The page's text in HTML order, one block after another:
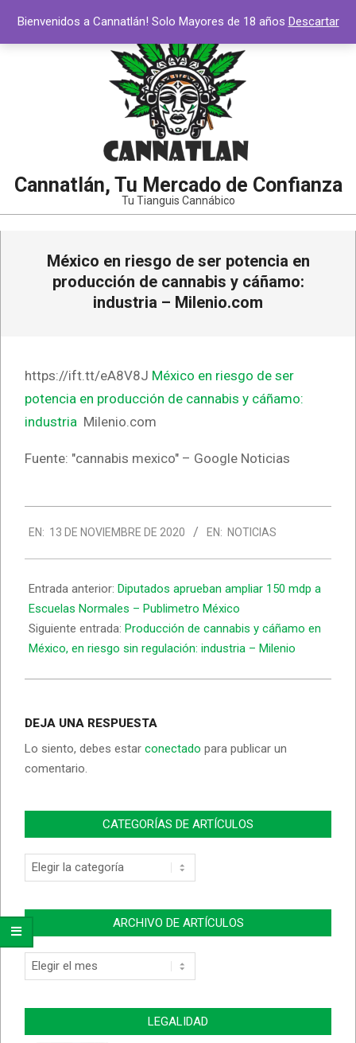
contenido
Cannatlán, Tu Mercado de Confianza
Tu Tianguis Cannábico
navegación
México en riesgo de ser potencia en
producción de cannabis y cáñamo:
industria – Milenio.com
https://ift.tt/eA8V8J México en riesgo de ser
potencia en producción de cannabis y cáñamo:
industria Milenio.com
Fuente: "cannabis mexico" – Google Noticias
11-
13
EN: 13 DE NOVIEMBRE DE 2020 EN: NOTICIAS
Entrada anterior: Diputados aprueban ampliar 150 mdp a
Escuelas Normales – Publimetro México
Siguiente entrada: Producción de cannabis y cáñamo en
México, en riesgo sin regulación: industria – Milenio
DEJA UNA RESPUESTA
Lo siento, debes estar conectado para publicar un
comentario.
CATEGORÍAS DE ARTÍCULOS
Categorías
de
ARCHIVO DE ARTÍCULOS
Archivo
de
LEGALIDAD
Bienvenidos a Cannatlán! Solo Mayores de 18 años Descartar